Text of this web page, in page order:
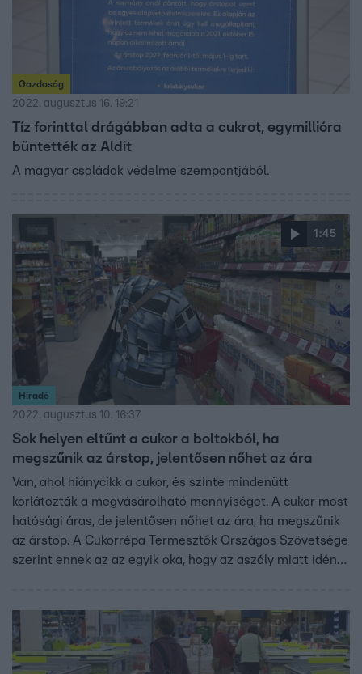
Gazdaság
2022. augusztus 16. 19:21
Tíz forinttal drágábban adta a cukrot, egymillióra
büntették az Aldit
A magyar családok védelme szempontjából.
1:45
Híradó
2022. augusztus 10. 16:37
Sok helyen eltűnt a cukor a boltokból, ha
megszűnik az árstop, jelentősen nőhet az ára
Van, ahol hiánycikk a cukor, és szinte mindenütt
korlátozták a megvásárolható mennyiséget. A cukor most
hatósági áras, de jelentősen nőhet az ára, ha megszűnik
az árstop. A Cukorrépa Termesztők Országos Szövetsége
szerint ennek az az egyik oka, hogy az aszály miatt idén
cukorgyára Kaposváron. Az import pedig egyre drágább.